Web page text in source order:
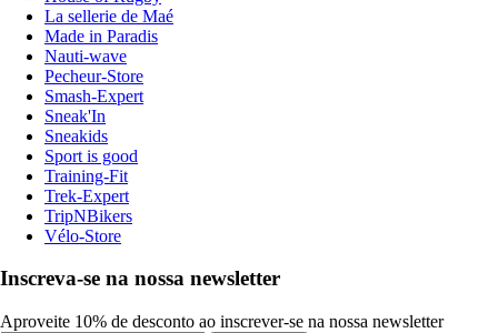
La sellerie de Maé
Made in Paradis
Nauti-wave
Pecheur-Store
Smash-Expert
Sneak'In
Sneakids
Sport is good
Training-Fit
Trek-Expert
TripNBikers
Vélo-Store
Inscreva-se na nossa newsletter
Aproveite 10% de desconto ao inscrever-se na nossa newsletter